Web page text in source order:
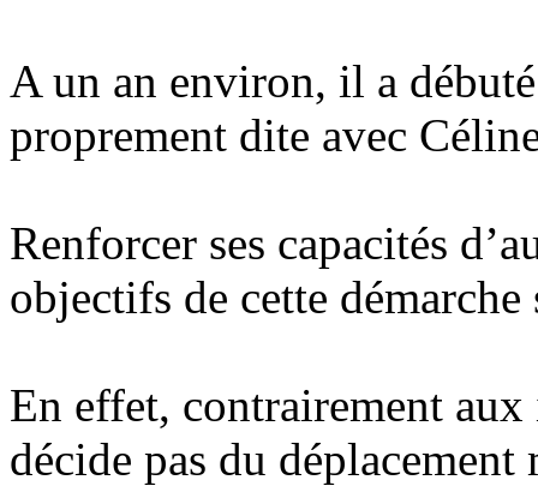
A un an environ, il a
proprement dite avec
Renforcer ses capacités
objectifs de cette
En effet, contrairement
décide pas du